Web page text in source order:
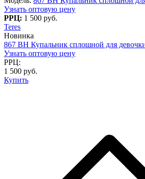
Узнать оптовую цену
РРЦ: 1 500 руб.
Teres
Новинка
867 BH Купальник сплошной для
Узнать оптовую цену
РРЦ:
1 500 руб.
Купить